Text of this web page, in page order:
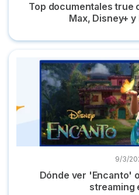
Top documentales true
Max, Disney+
Dónde ver 'Encanto' online la
9/3/
Dónde ver 'Encanto'
streaming